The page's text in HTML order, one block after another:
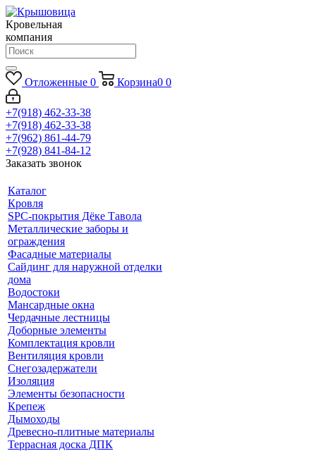
Кровельная
компания
Отложенные 0 Корзина0 0
+7(918) 462-33-38
+7(918) 462-33-38
+7(962) 861-44-79
+7(928) 841-84-12
Заказать звонок
Каталог
Кровля
SPC-покрытия Дёке Тавола
Металлические заборы и
ограждения
Фасадные материалы
Сайдинг для наружной отделки
дома
Водостоки
Мансардные окна
Чердачные лестницы
Доборные элементы
Комплектация кровли
Вентиляция кровли
Снегозадержатели
Изоляция
Элементы безопасности
Крепеж
Дымоходы
Древесно-плитные материалы
Террасная доска ДПК